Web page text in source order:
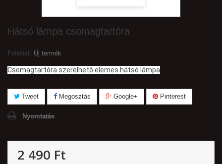
Hátsó lámpa csomagtartóra
Feltétel: Új termék
Csomagtartóra szerelhető elemes hátsó lámpa
Tweet Megosztás Google+ Pinterest
Nyomtatás
2 490 Ft‎